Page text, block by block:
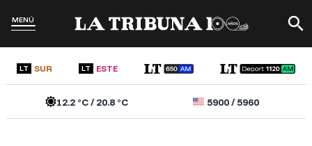
MENÚ
LT SUR LT ESTE
12.2°C /20.8°C 5900/5960